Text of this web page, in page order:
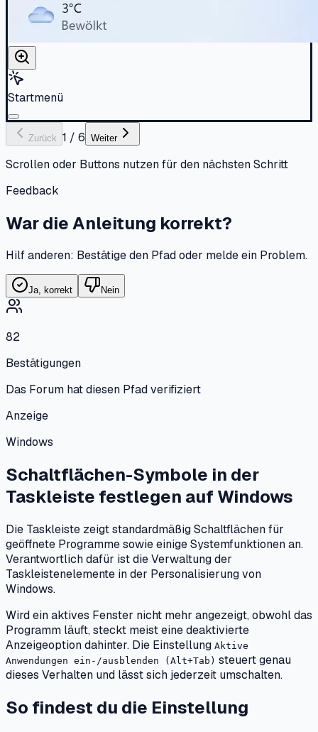
Startmenü
Zurück 1 / 6 Weiter
Scrollen oder Buttons nutzen für den nächsten Schritt
Feedback
War die Anleitung korrekt?
Hilf anderen: Bestätige den Pfad oder melde ein Problem.
Ja, korrekt Nein
82
Bestätigungen
Das Forum hat diesen Pfad verifiziert
Anzeige
Windows
Schaltflächen-Symbole in der
Taskleiste festlegen auf Windows
Die Taskleiste zeigt standardmäßig Schaltflächen für
geöffnete Programme sowie einige Systemfunktionen an.
Verantwortlich dafür ist die Verwaltung der
Taskleistenelemente in der Personalisierung von
Windows.
Wird ein aktives Fenster nicht mehr angezeigt, obwohl das
Programm läuft, steckt meist eine deaktivierte
Anzeigeoption dahinter. Die Einstellung Aktive
Anwendungen ein-/ausblenden (Alt+Tab) steuert genau
dieses Verhalten und lässt sich jederzeit umschalten.
So findest du die Einstellung